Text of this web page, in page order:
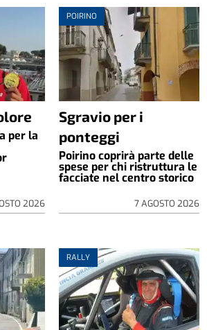
per la
2026
POIRINO
Sgravio per i
ponteggi
Poirino coprirà parte delle
spese per chi ristruttura le
facciate nel centro storico
7 AGOSTO 2026
RALLY